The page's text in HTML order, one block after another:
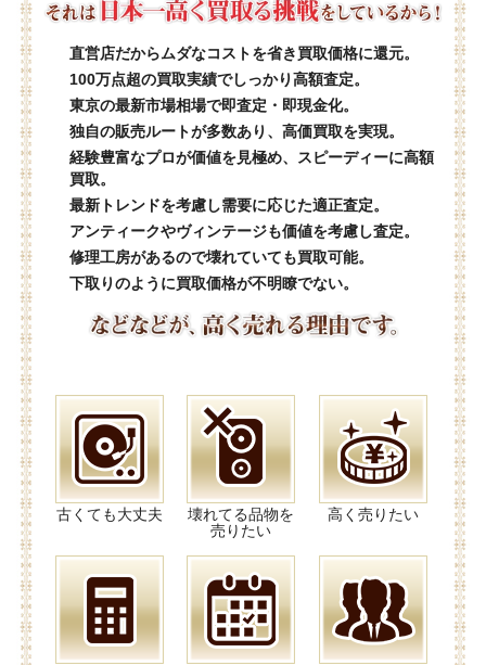
直営店だからムダなコストを省き買取価格に還元。
100万点超の買取実績でしっかり高額査定。
東京の最新市場相場で即査定・即現金化。
独自の販売ルートが多数あり、高価買取を実現。
経験豊富なプロが価値を見極め、スピーディーに高額
買取。
最新トレンドを考慮し需要に応じた適正査定。
アンティークやヴィンテージも価値を考慮し査定。
修理工房があるので壊れていても買取可能。
下取りのように買取価格が不明瞭でない。
古くても大丈夫
壊れてる品物を
売りたい
高く売りたい